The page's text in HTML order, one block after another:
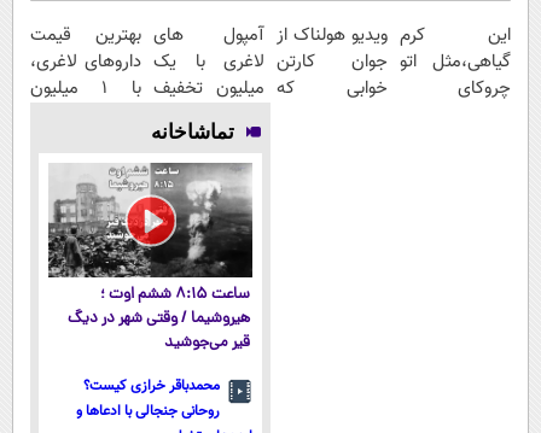
این کرم
گیاهی،مثل اتو
چروکای
ویدیو هولناک از
جوان کارتن
خوابی که
آمپول های
لاغری با یک
میلیون تخفیف
| ارسال از
داروخانه های
معتبر
بهترین قیمت
داروهای لاغری،
با ۱ میلیون
تماشاخانه
ساعت ۸:۱۵ ششم اوت ؛
هیروشیما / وقتی شهر در دیگ
قیر می‌جوشید
محمدباقر خرازی کیست؟
روحانی جنجالی با ادعاها و